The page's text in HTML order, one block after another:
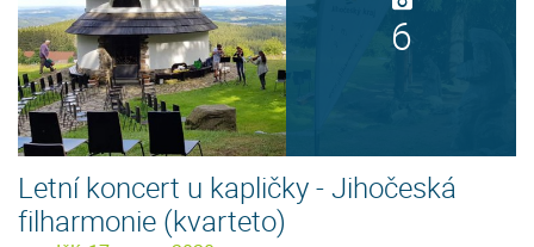
6
Letní koncert u kapličky - Jihočeská
filharmonie (kvarteto)